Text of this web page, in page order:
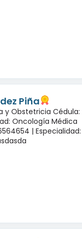
Piña
y Obstetricia Cédula:
Oncología Médica
| Especialidad: